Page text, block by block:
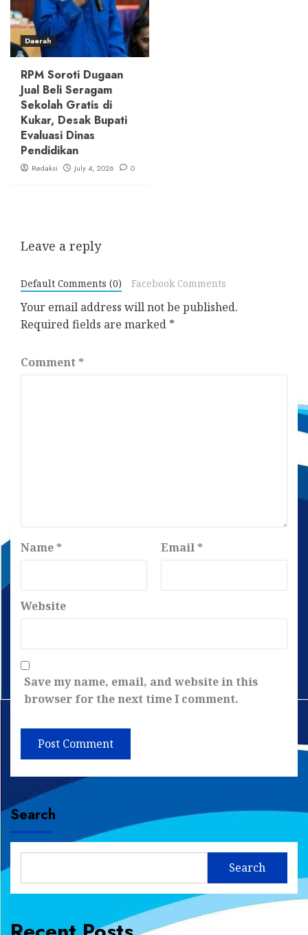
Daerah
RPM Soroti Dugaan
Jual Beli Seragam
Sekolah Gratis di
Kukar, Desak Bupati
Evaluasi Dinas
Pendidikan
Redaksi July 4, 2026 0
Leave a reply
Default Comments (0) Facebook Comments
Your email address will not be published.
Required fields are marked *
Comment *
Name * Email *
Website
Save my name, email, and website in this
browser for the next time I comment.
Search
Search